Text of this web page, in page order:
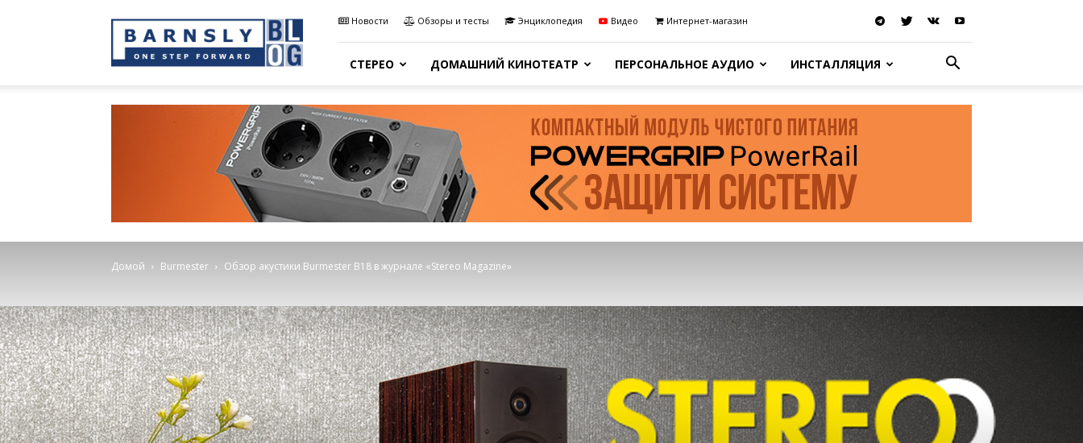
Sound
Blog
Новости Обзоры и тесты Энциклопедия Видео Интернет-магазин
СТЕРЕО ДОМАШНИЙ КИНОТЕАТР ПЕРСОНАЛЬНОЕ АУДИО ИНСТАЛЛЯЦИЯ
Домой Burmester Обзор акустики Burmester B18 в журнале «Stereo Magazine»